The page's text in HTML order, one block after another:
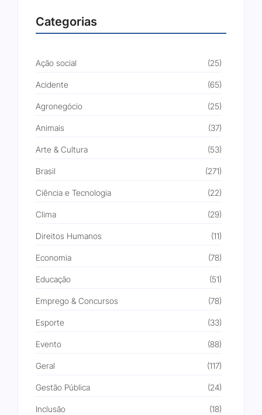
Categorias
Ação social (25)
Acidente (65)
Agronegócio (25)
Animais (37)
Arte & Cultura (53)
Brasil (271)
Ciência e Tecnologia (22)
Clima (29)
Direitos Humanos (11)
Economia (78)
Educação (51)
Emprego & Concursos (78)
Esporte (33)
Evento (88)
Geral (117)
Gestão Pública (24)
Inclusão (18)